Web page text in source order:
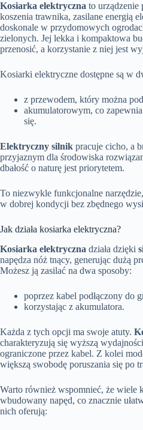
Kosiarka elektryczna to urządzenie
koszenia trawnika, zasilane energią
doskonale w przydomowych
zielonych. Jej lekka i kompaktowa
przenosić, a korzystanie z niej jest
Kosiarki elektryczne dostępne są w
z przewodem, który można
akumulatorowym, co
się.
Elektryczny silnik pracuje cicho, a
przyjaznym dla środowiska
dbałość o naturę jest priorytetem.
To niezwykle funkcjonalne
w dobrej kondycji bez zbędnego
Jak działa kosiarka elektryczna?
Kosiarka elektryczna działa dzięki
napędza nóż tnący, generując dużą
Możesz ją zasilać na dwa sposoby:
poprzez kabel podłączony do
korzystając z akumulatora.
Każda z tych opcji ma swoje atuty.
charakteryzują się wyższą
ograniczone przez kabel. Z kolei
większą swobodę poruszania się po
Warto również wspomnieć, że wiele
wbudowany napęd, co znacznie
nich oferują: